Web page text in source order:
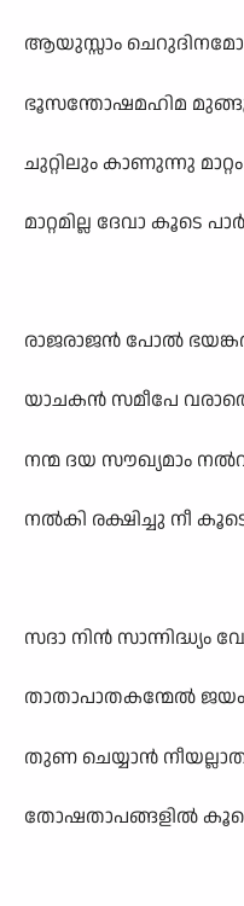
ആയുസ്സാം
ഭൂസന്തോഷമഹിമ
ചുറ്റിലും കാണുന്നു
മാറ്റമില്ല ദേവാ കൂടെ
രാജരാജൻ പോൽ
യാചകൻ സമീപേ
നന്മ ദയ സൗഖ്യമാം
നൽകി രക്ഷിച്ചു നീ
സദാ നിൻ സാന്നിദ്ധ്യം
താതാപാതകന്മേൽ
തുണ ചെയ്യാൻ
തോഷതാപങ്ങളിൽ